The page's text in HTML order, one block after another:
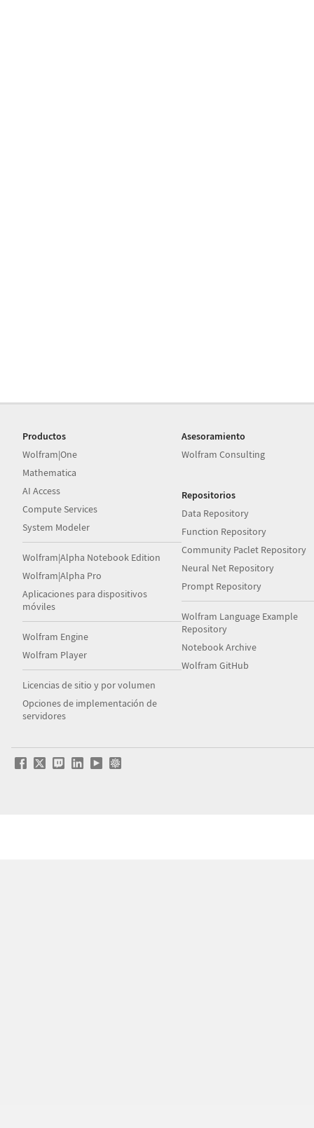
Productos
Wolfram|One
Mathematica
AI Access
Compute Services
System Modeler
Wolfram|Alpha Notebook Edition
Wolfram|Alpha Pro
Aplicaciones para dispositivos
móviles
Wolfram Engine
Wolfram Player
Licencias de sitio y por volumen
Opciones de implementación de
servidores
Asesoramiento
Wolfram Consulting
Repositorios
Data Repository
Function Repository
Community Paclet Repository
Neural Net Repository
Prompt Repository
Wolfram Language Example
Repository
Notebook Archive
Wolfram GitHub